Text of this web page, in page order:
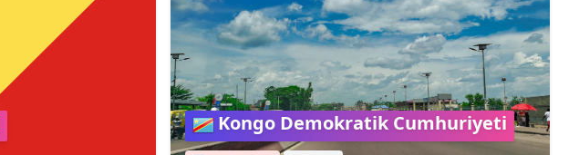
Kongo Demokratik Cumhuriyeti